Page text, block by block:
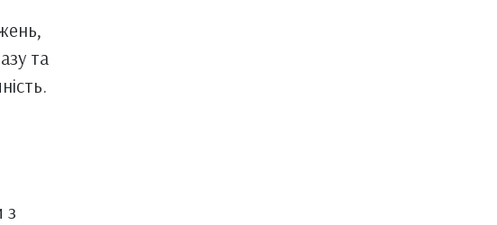
та
з